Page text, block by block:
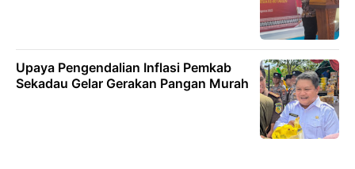
Upaya Pengendalian Inflasi Pemkab
Sekadau Gelar Gerakan Pangan Murah